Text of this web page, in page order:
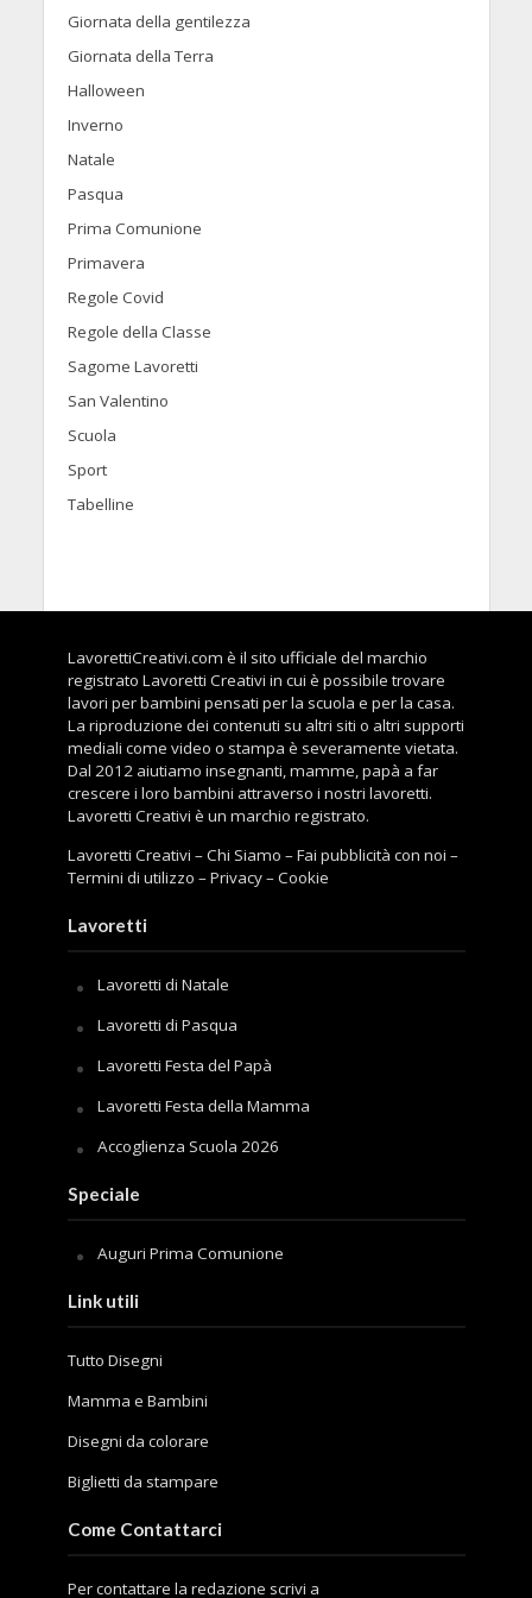
Giornata della gentilezza
Giornata della Terra
Halloween
Inverno
Natale
Pasqua
Prima Comunione
Primavera
Regole Covid
Regole della Classe
Sagome Lavoretti
San Valentino
Scuola
Sport
Tabelline
LavorettiCreativi.com è il sito ufficiale del marchio
registrato Lavoretti Creativi in cui è possibile trovare
lavori per bambini pensati per la scuola e per la casa.
La riproduzione dei contenuti su altri siti o altri supporti
mediali come video o stampa è severamente vietata.
Dal 2012 aiutiamo insegnanti, mamme, papà a far
crescere i loro bambini attraverso i nostri lavoretti.
Lavoretti Creativi è un marchio registrato.
Lavoretti Creativi –Chi Siamo –Fai pubblicità con noi –
Termini di utilizzo –Privacy–Cookie
Lavoretti
Lavoretti di Natale
Lavoretti di Pasqua
Lavoretti Festa del Papà
Lavoretti Festa della Mamma
Accoglienza Scuola 2026
Speciale
Auguri Prima Comunione
Link utili
Tutto Disegni
Mamma e Bambini
Disegni da colorare
Biglietti da stampare
Come Contattarci
Per contattare la redazione scrivi a